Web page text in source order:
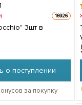
16926
3шт в
о поступлении
за покупку